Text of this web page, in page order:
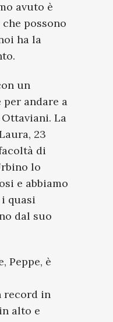
avuto è
possono
ha la
un
andare a
La
23
di
lo
e abbiamo
quasi
dal suo
Peppe, è
record in
alto e